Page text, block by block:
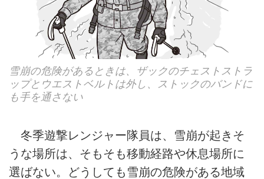
雪崩の危険があるときは、ザックのチェストストラ
ップとウエストベルトは外し、ストックのバンドに
も手を通さない
冬季遊撃レンジャー隊員は、雪崩が起きそ
うな場所は、そもそも移動経路や休息場所に
選ばない。どうしても雪崩の危険がある地域